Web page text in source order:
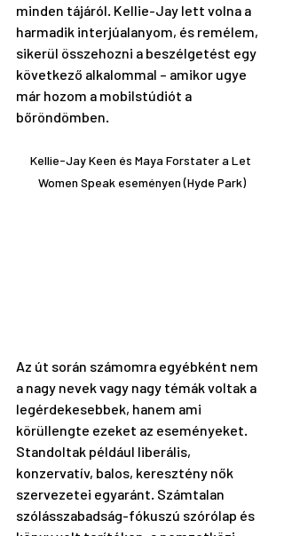
minden tájáról. Kellie-Jay lett volna a
harmadik interjúalanyom, és remélem,
sikerül összehozni a beszélgetést egy
következő alkalommal – amikor ugye
már hozom a mobilstúdiót a
bőröndömben.
Kellie-Jay Keen és Maya Forstater a Let
Women Speak eseményen (Hyde Park)
Az út során számomra egyébként nem
a nagy nevek vagy nagy témák voltak a
legérdekesebbek, hanem ami
körüllengte ezeket az eseményeket.
Standoltak például liberális,
konzervatív, balos, keresztény nők
szervezetei egyaránt. Számtalan
szólásszabadság-fókuszú szórólap és